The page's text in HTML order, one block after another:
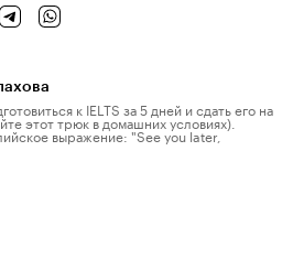
к IELTS за 5 дней и сдать его на
этот трюк в домашних условиях).
выражение: "See you later,